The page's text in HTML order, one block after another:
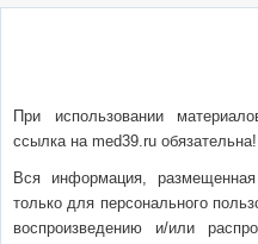
При использовании
ссылка на med39.ru обязательна!
Вся информация,
только для персонального
воспроизведению и/или